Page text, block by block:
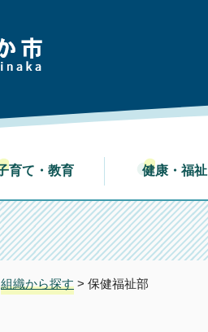
子育て・教育 健康・福祉
組織から探す > 保健福祉部